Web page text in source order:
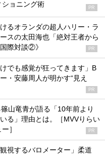
ショニング術 PR
るオランダの超人ハリー・ラ
スの太田海也「絶対王者から
際対談②》
PR
でも感覚が狂ってきます」B
・安藤周人が明かす“見え
PR
山竜青が語る「10年前より
る」理由とは。［MVVりらい
］
PR
視するバロメーター」柔道